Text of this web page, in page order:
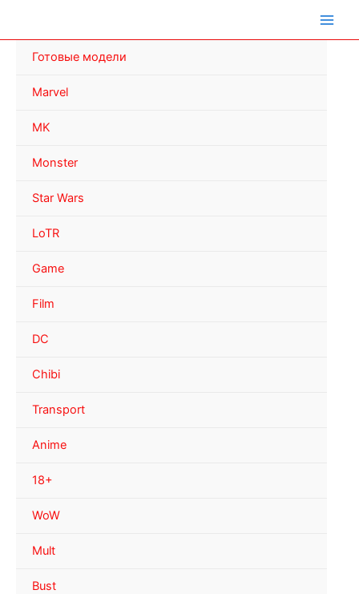
Готовые модели
Marvel
MK
Monster
Star Wars
LoTR
Game
Film
DC
Chibi
Transport
Anime
18+
WoW
Mult
Bust